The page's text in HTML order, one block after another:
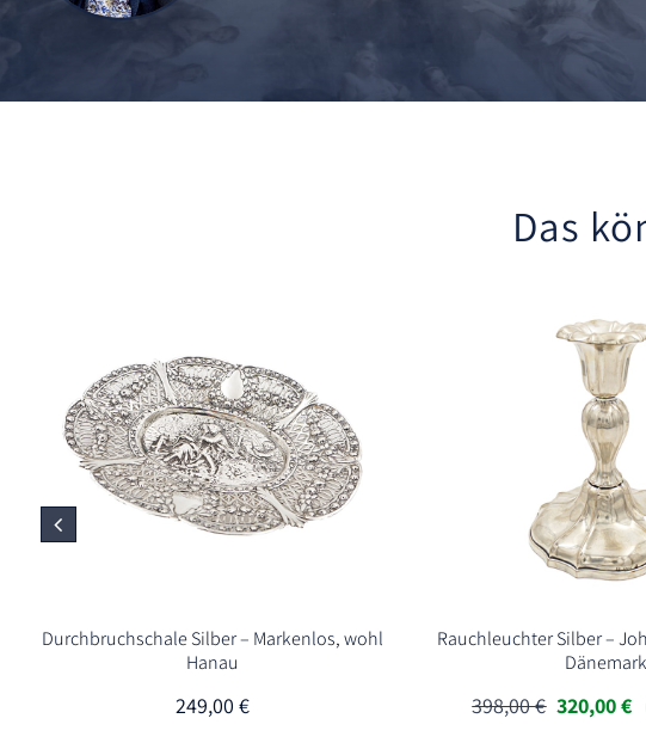
Das
Durchbruchschale Silber – Markenlos, wohl
Hanau
249,00€
Rauchleuchter Silber –
Dänemark
398,00€
Preis
320,00€